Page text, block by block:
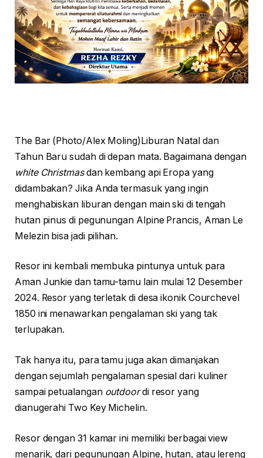
The Bar (Photo/Alex Moling)Liburan Natal dan
Tahun Baru sudah di depan mata. Bagaimana dengan
white Christmasdan kembang api Eropa yang
didambakan? Jika Anda termasuk yang ingin
menghabiskan liburan dengan main ski di tengah
hutan pinus di pegunungan Alpine Prancis, Aman Le
Melezin bisa jadi pilihan.
Resor ini kembali membuka pintunya untuk para
Aman Junkie dan tamu-tamu lain mulai 12 Desember
2024. Resor yang terletak di desa ikonik Courchevel
1850 ini menawarkan pengalaman ski yang tak
terlupakan.
Tak hanya itu, para tamu juga akan dimanjakan
dengan sejumlah pengalaman spesial dari kuliner
sampai petualangan outdoordi resor yang
dianugerahi Two Key Michelin.
Resor dengan 31 kamar ini memiliki berbagai view
menarik, dari pegunungan Alpine, hutan, atau lereng